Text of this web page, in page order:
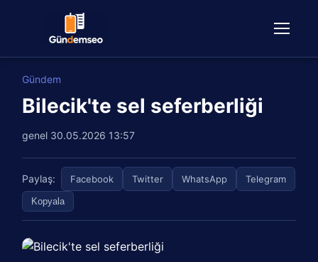
Gündem
Bilecik'te sel seferberliği
genel 30.05.2026 13:57
Paylaş: Facebook Twitter WhatsApp Telegram
Kopyala